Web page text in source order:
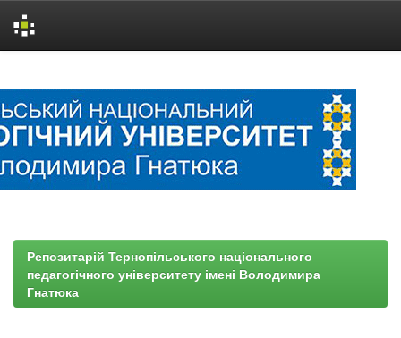
Репозитарій Тернопільського національного
педагогічного університету імені Володимира
Гнатюка